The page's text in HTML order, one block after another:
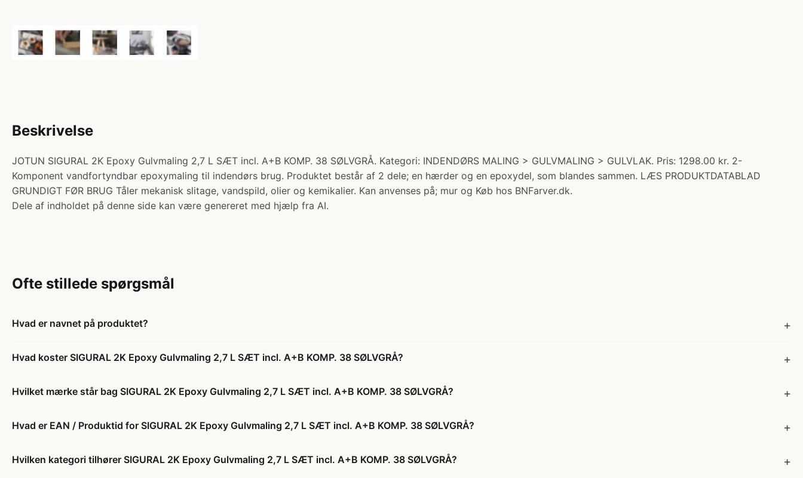
Beskrivelse
JOTUN SIGURAL 2K Epoxy Gulvmaling 2,7 L SÆT incl. A+B KOMP. 38 SØLVGRÅ. Kategori: INDENDØRS MALING > GULVMALING > GULVLAK. Pris: 1298.00 kr. 2-
Komponent vandfortyndbar epoxymaling til indendørs brug. Produktet består af 2 dele; en hærder og en epoxydel, som blandes sammen. LÆS PRODUKTDATABLAD
GRUNDIGT FØR BRUG Tåler mekanisk slitage, vandspild, olier og kemikalier. Kan anvenses på; mur og Køb hos BNFarver.dk.
Dele af indholdet på denne side kan være genereret med hjælp fra AI.
Ofte stillede spørgsmål
Hvad er navnet på produktet?
Hvad koster SIGURAL 2K Epoxy Gulvmaling 2,7 L SÆT incl. A+B KOMP. 38 SØLVGRÅ?
Hvilket mærke står bag SIGURAL 2K Epoxy Gulvmaling 2,7 L SÆT incl. A+B KOMP. 38 SØLVGRÅ?
Hvad er EAN / Produktid for SIGURAL 2K Epoxy Gulvmaling 2,7 L SÆT incl. A+B KOMP. 38 SØLVGRÅ?
Hvilken kategori tilhører SIGURAL 2K Epoxy Gulvmaling 2,7 L SÆT incl. A+B KOMP. 38 SØLVGRÅ?